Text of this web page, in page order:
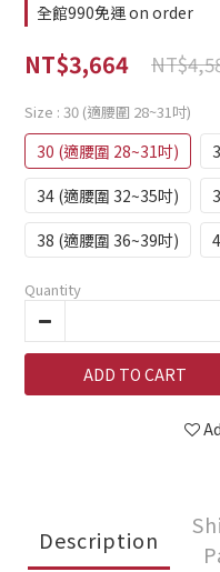
全館990免運 on order
NT$3,664
Size : 30 (適腰圍 28~31吋)
30 (適腰圍 28~31吋)
34 (適腰圍 32~35吋)
38 (適腰圍 36~39吋)
Quantity
ADD TO CART
Description